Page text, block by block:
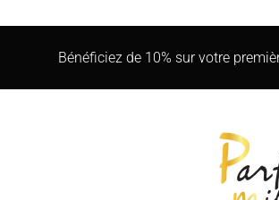
Bénéficiez de 10% sur votre